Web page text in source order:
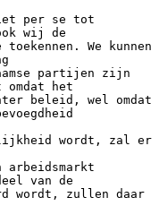
per se tot
wij de
We kunnen
partijen zijn
het
beleid, wel omdat
wordt, zal er
arbeidsmarkt
van de
wordt, zullen daar